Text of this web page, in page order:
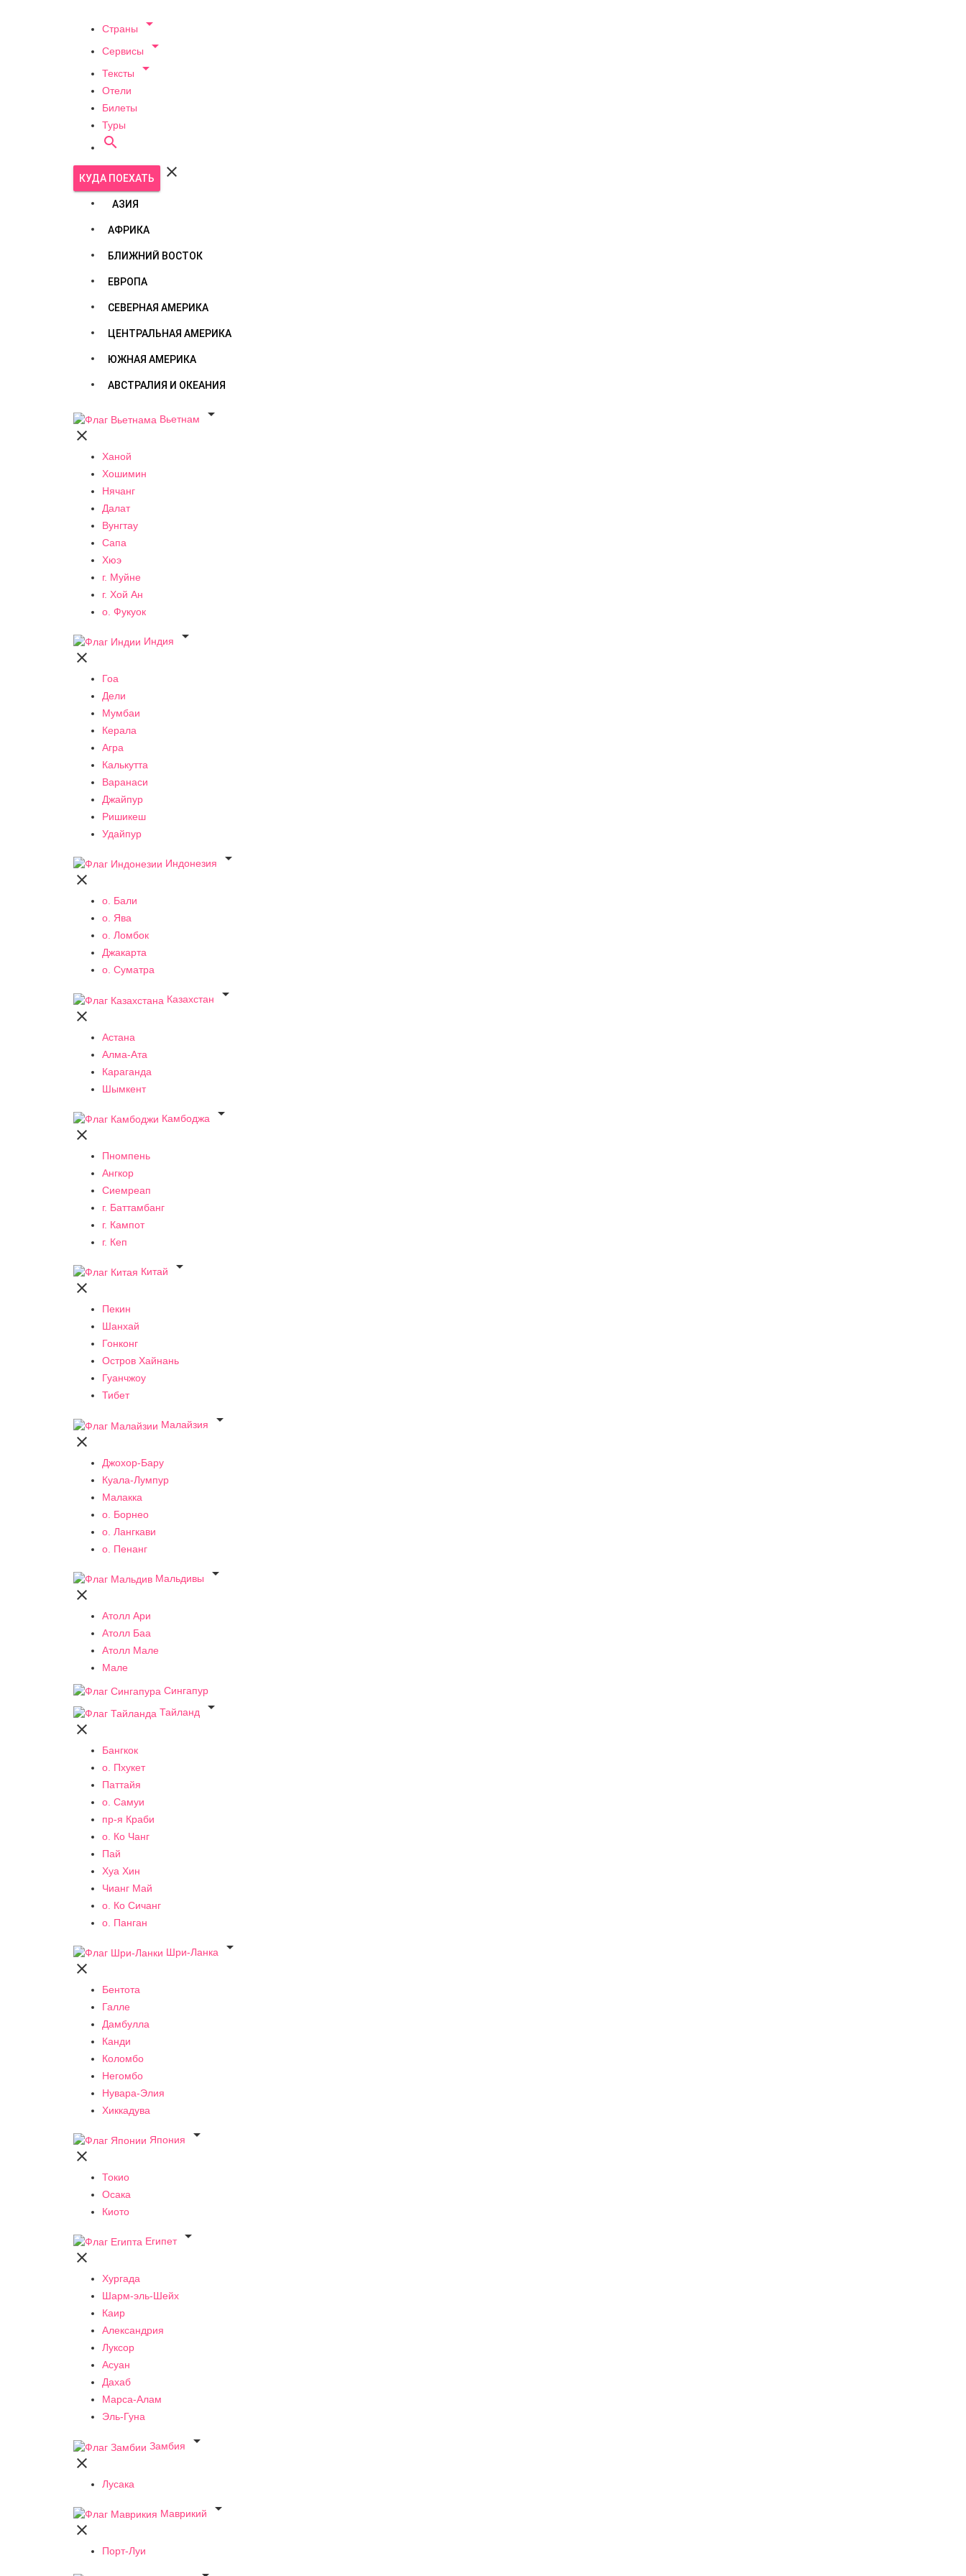
Страны 
Сервисы 
Тексты 
Отели
Билеты
Туры

КУДА ПОЕХАТЬ 
АЗИЯ
АФРИКА
БЛИЖНИЙ ВОСТОК
ЕВРОПА
СЕВЕРНАЯ АМЕРИКА
ЦЕНТРАЛЬНАЯ АМЕРИКА
ЮЖНАЯ АМЕРИКА
АВСТРАЛИЯ И ОКЕАНИЯ
Вьетнам


Ханой
Хошимин
Нячанг
Далат
Вунгтау
Сапа
Хюэ
г. Муйне
г. Хой Ан
о. Фукуок
Индия


Гоа
Дели
Мумбаи
Керала
Агра
Калькутта
Варанаси
Джайпур
Ришикеш
Удайпур
Индонезия


о. Бали
о. Ява
о. Ломбок
Джакарта
о. Суматра
Казахстан


Астана
Алма-Ата
Караганда
Шымкент
Камбоджа


Пномпень
Ангкор
Сиемреап
г. Баттамбанг
г. Кампот
г. Кеп
Китай


Пекин
Шанхай
Гонконг
Остров Хайнань
Гуанчжоу
Тибет
Малайзия


Джохор-Бару
Куала-Лумпур
Малакка
о. Борнео
о. Лангкави
о. Пенанг
Мальдивы


Атолл Ари
Атолл Баа
Атолл Мале
Мале
Сингапур
Тайланд


Бангкок
о. Пхукет
Паттайя
о. Самуи
пр-я Краби
о. Ко Чанг
Пай
Хуа Хин
Чианг Май
о. Ко Сичанг
о. Панган
Шри-Ланка


Бентота
Галле
Дамбулла
Канди
Коломбо
Негомбо
Нувара-Элия
Хиккадува
Япония


Токио
Осака
Киото
Египет


Хургада
Шарм-эль-Шейх
Каир
Александрия
Луксор
Асуан
Дахаб
Марса-Алам
Эль-Гуна
Замбия


Лусака
Маврикий


Порт-Луи